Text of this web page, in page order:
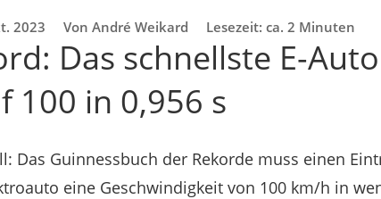
2023 Von André Weikard Lesezeit: ca. 2 Minuten
Das schnellste E-
100 in 0,956 s
Das Guinnessbuch der Rekorde muss einen
eine Geschwindigkeit von 100 km/h in